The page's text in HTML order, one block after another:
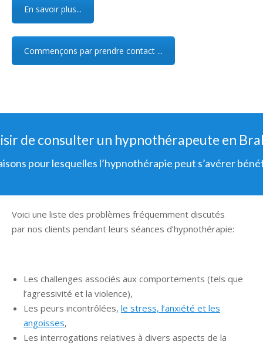
En savoir plus...
Commençons par prendre contact ...
de consulter un hypnothérapeute en
pour lesquelles l’hypnothérapie peut s’avérer
Voici une liste des problèmes fréquemment discutés
par nos clients pendant leurs séances d’hypnothérapie:
Les challenges associés aux comportements (tels que
l’agressivité et la violence),
Les peurs incontrôlées, le stress, l’anxiété et les
angoisses,
Les interrogations relatives à divers aspects de la